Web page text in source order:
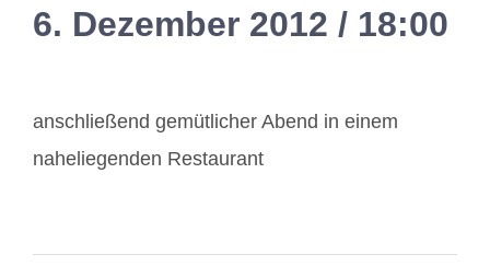
6. Dezember 2012 / 18:00
anschließend gemütlicher Abend in einem
naheliegenden Restaurant